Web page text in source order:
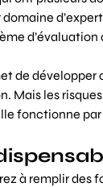
d’évaluation
de développer
les
fonctionne
à remplir